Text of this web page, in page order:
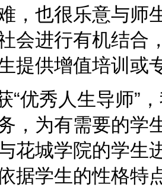
，也很乐意与师
会进行有机结合
提供增值培训或
“优秀人生导师”
，为有需要的学
花城学院的学生
据学生的性格特